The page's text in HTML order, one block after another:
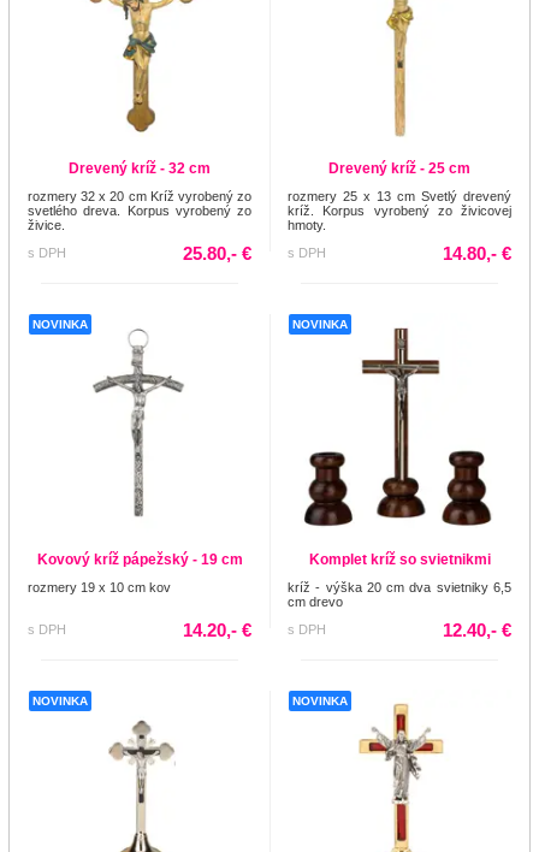
Drevený kríž - 32 cm
rozmery 32 x 20 cm Kríž vyrobený zo
svetlého dreva. Korpus vyrobený zo
živice.
s DPH
25.80,- €
Drevený kríž - 25 cm
rozmery 25 x 13 cm Svetlý drevený
kríž. Korpus vyrobený zo živicovej
hmoty.
s DPH
14.80,- €
NOVINKA
Kovový kríž pápežský - 19 cm
rozmery 19 x 10 cm kov
s DPH 14.20,- €
NOVINKA
Komplet kríž so svietnikmi
kríž - výška 20 cm dva svietniky 6,5
cm drevo
s DPH
12.40,- €
NOVINKA NOVINKA